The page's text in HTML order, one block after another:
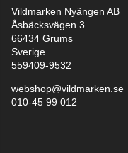
Vildmarken Nyängen AB
Åsbäcksvägen 3
66434 Grums
Sverige
559409-9532
webshop@vildmarken.se
010-45 99 012